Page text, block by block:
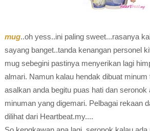
mug..oh yess..ini paling sweet...rasanya
sayang banget..tanda kenangan personel
mug sebegini pastinya menyerikan lagi
almari. Namun kalau hendak dibuat minum
asalkan anda begitu puas hati dan seronok
minuman yang digemari. Pelbagai rekaan
dilihat dari Heartbeat.my....